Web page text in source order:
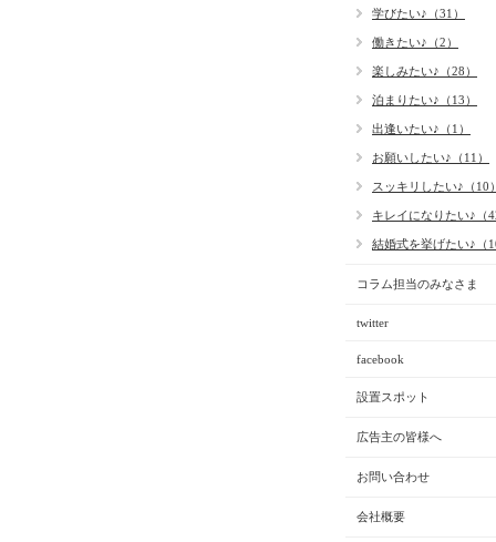
学びたい♪（31）
働きたい♪（2）
楽しみたい♪（28）
泊まりたい♪（13）
出逢いたい♪（1）
お願いしたい♪（11）
スッキリしたい♪（10）
キレイになりたい♪（
結婚式を挙げたい♪（
コラム担当のみなさま
twitter
facebook
設置スポット
広告主の皆様へ
お問い合わせ
会社概要